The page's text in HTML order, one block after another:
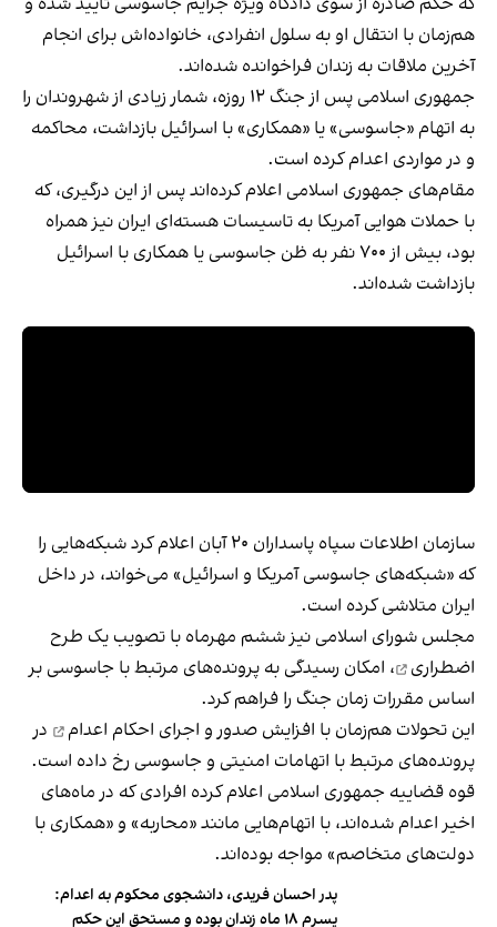
هم‌زمان با انتقال او به سلول انفرادی، خانواده‌اش برای انجام
آخرین ملاقات به زندان فراخوانده شده‌اند.
جمهوری اسلامی پس از جنگ ۱۲ روزه، شمار زیادی از شهروندان را
به اتهام «جاسوسی» یا «همکاری» با اسرائیل بازداشت، محاکمه
و در مواردی اعدام کرده است.
مقام‌های جمهوری اسلامی اعلام کرده‌اند پس از این درگیری، که
با حملات هوایی آمریکا به تاسیسات هسته‌ای ایران نیز همراه
بود، بیش از ۷۰۰ نفر به ظن جاسوسی یا همکاری با اسرائیل
بازداشت شده‌اند.
سازمان اطلاعات سپاه پاسداران ۲۰ آبان اعلام کرد شبکه‌هایی را
که «شبکه‌های جاسوسی آمریکا و اسرائیل» می‌خواند، در داخل
ایران متلاشی کرده است.
مجلس شورای اسلامی نیز ششم مهرماه با تصویب یک طرح
اضطراری
، امکان رسیدگی به پرونده‌های مرتبط با جاسوسی بر
اساس مقررات زمان جنگ را فراهم کرد.
این تحولات هم‌زمان با افزایش صدور و اجرای احکام اعدام
در
پرونده‌های مرتبط با اتهامات امنیتی و جاسوسی رخ داده است.
قوه قضاییه جمهوری اسلامی اعلام کرده افرادی که در ماه‌های
اخیر اعدام شده‌اند، با اتهام‌هایی مانند «محاربه» و «همکاری با
دولت‌های متخاصم» مواجه بوده‌اند.
پدر احسان فریدی، دانشجوی محکوم به اعدام:
پسرم ۱۸ ماه زندان بوده و مستحق این حکم